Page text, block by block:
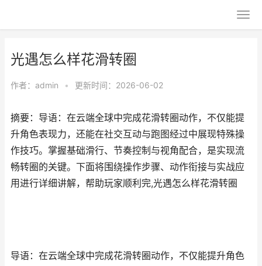
光遇怎么样花滑转圈
作者： admin • 更新时间：2026-06-02
摘要：导语：在云端全球中完成花滑转圈动作，不仅能提
升角色表现力，还能在社交互动与跑图经过中展现特殊操
作技巧。掌握基础滑行、节奏控制与视角配合，是实现流
畅转圈的关键。下面将围绕操作步骤、动作衔接与实战应
用进行详细讲解，帮助玩家顺利完,光遇怎么样花滑转圈
导语：在云端全球中完成花滑转圈动作，不仅能提升角色